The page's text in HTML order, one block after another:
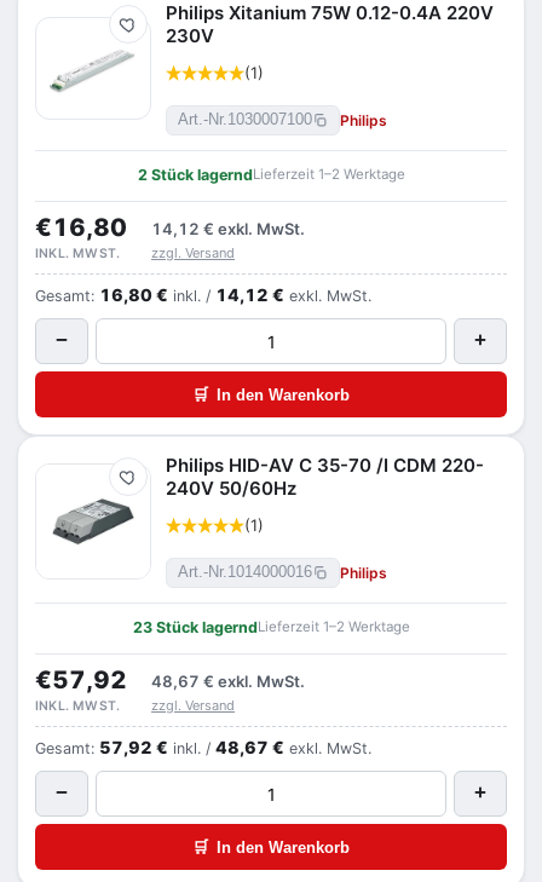
Merken
Philips Xitanium 75W 0.12-0.4A 220V
230V
(1)
Art.-Nr.1030007100 Philips
2 Stück lagerndLieferzeit 1–2 Werktage
€16,80 14,12 € exkl. MwSt.
INKL. MWST. zzgl. Versand
Gesamt: 16,80 € inkl. / 14,12 € exkl. MwSt.
− +
🛒 In den Warenkorb
Merken
Philips HID-AV C 35-70 /I CDM 220-
240V 50/60Hz
(1)
Art.-Nr.1014000016 Philips
23 Stück lagerndLieferzeit 1–2 Werktage
€57,92 48,67 € exkl. MwSt.
INKL. MWST. zzgl. Versand
Gesamt: 57,92 € inkl. / 48,67 € exkl. MwSt.
− +
🛒 In den Warenkorb